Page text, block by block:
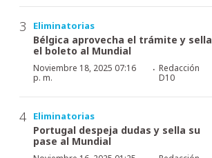
Eliminatorias
Bélgica aprovecha el trámite y sella
el boleto al Mundial
Noviembre 18, 2025 07:16
p. m.
·Redacción
D10
Eliminatorias
Portugal despeja dudas y sella su
pase al Mundial